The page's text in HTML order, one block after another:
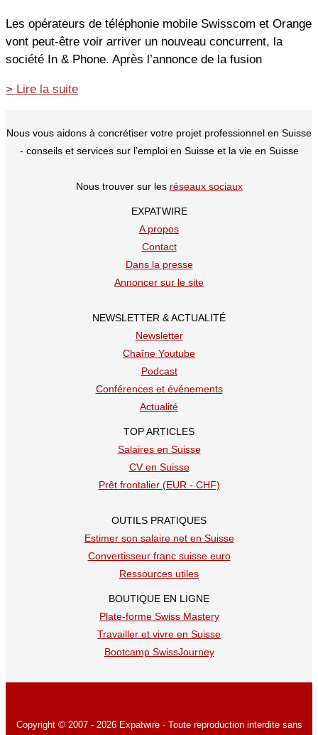
prolonge
plus
Les opérateurs de téléphonie mobile Swisscom et Orange
vont peut-être voir arriver un nouveau concurrent, la
société In & Phone. Après l’annonce de la fusion
Un
> Lire la suite
Nous vous aidons à concrétiser votre projet professionnel en Suisse
- conseils et services sur l’emploi en Suisse et la vie en Suisse
Nous trouver sur les réseaux sociaux
EXPATWIRE
A propos
Contact
Dans la presse
Annoncer sur le site
NEWSLETTER & ACTUALITÉ
Newsletter
Chaîne Youtube
Podcast
Conférences et événements
Actualité
TOP ARTICLES
Salaires en Suisse
CV en Suisse
Prêt frontalier (EUR - CHF)
OUTILS PRATIQUES
Estimer son salaire net en Suisse
Convertisseur franc suisse euro
Ressources utiles
BOUTIQUE EN LIGNE
Plate-forme Swiss Mastery
Travailler et vivre en Suisse
Bootcamp SwissJourney
Copyright © 2007 - 2026 Expatwire · Toute reproduction interdite sans